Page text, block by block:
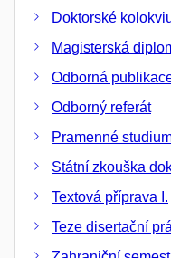
Doktorské
Magisterská
Odborná
Odborný referát
Pramenné
Státní zkouška
Textová příprava I.
Teze disertační